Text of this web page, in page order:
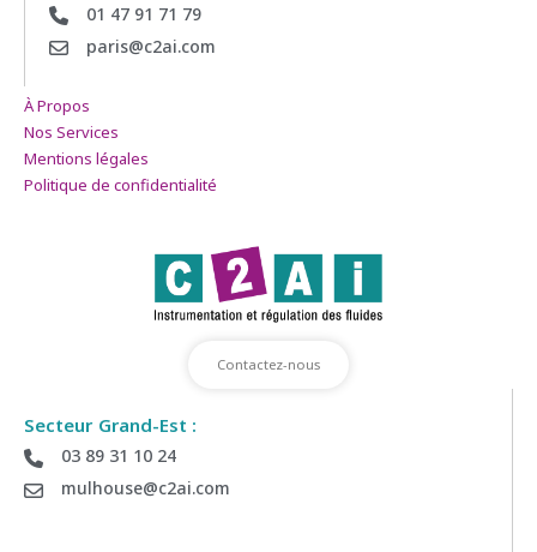
01 47 91 71 79
paris@c2ai.com
À Propos
Nos Services
Mentions légales
Politique de confidentialité
Contactez-nous
Secteur Grand-Est :
03 89 31 10 24
mulhouse@c2ai.com